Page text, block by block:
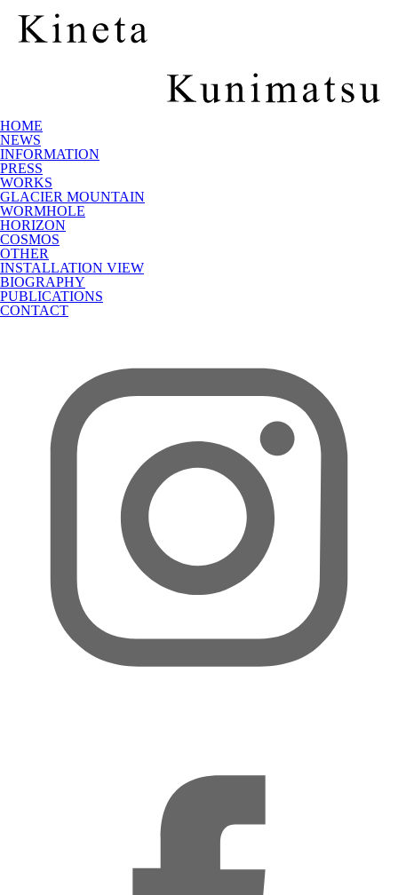
HOME
NEWS
INFORMATION
PRESS
WORKS
GLACIER MOUNTAIN
WORMHOLE
HORIZON
COSMOS
OTHER
INSTALLATION VIEW
BIOGRAPHY
PUBLICATIONS
CONTACT